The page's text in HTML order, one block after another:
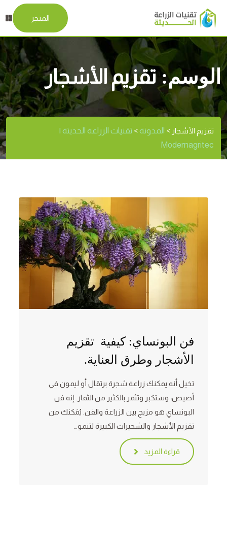
المتجر
الوسم:تقزيم الأشجار
تقزيم الأشجار > المدونة> تقنيات الزراعة الحديثة |
Modernagritec
فن البونساي: كيفية تقزيم
الأشجار وطرق العناية.
تخيل أنه يمكنك زراعة شجرة برتقال أو ليمون في
أصيص، وستكبر وتثمر بالكثير من الثمار. إنه فن
البونساي هو مزيج بين الزراعة والفن. يُمَكنك من
تقزيم الأشجار والشجيرات الكبيرة لتنمو…
قراءة المزيد